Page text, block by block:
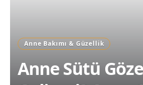
Anne Bakımı & Güzellik
Anne Sütü